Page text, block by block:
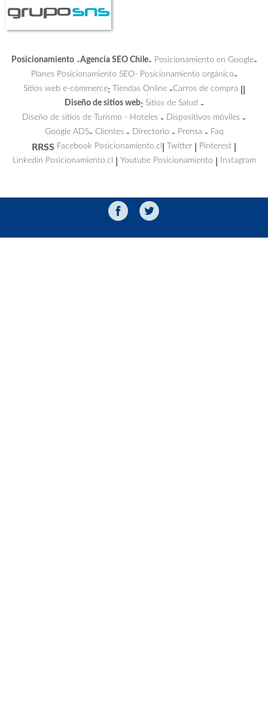
Posicionamiento-Agencia SEO Chile- Posicionamiento en Google-
Planes Posicionamiento SEO- Posicionamiento orgánico-
Sitios web e-commerce: Tiendas Online-Carros de compra
Diseño de sitios web: Sitios de Salud -
Diseño de sitios de Turismo - Hoteles - Dispositivos móviles -
Google ADS- Clientes- Directorio - Prensa - Faq
RRSS Facebook Posicionamiento.cl Twitter Pinterest
Linkedin Posicionamiento.cl Youtube Posicionamiento Instagram